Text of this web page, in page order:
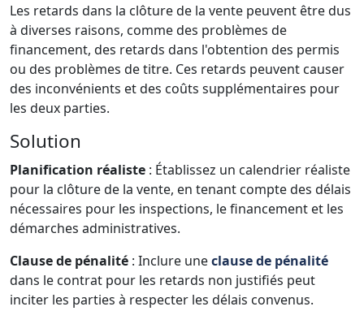
Les retards dans la clôture de la vente peuvent être dus
à diverses raisons, comme des problèmes de
financement, des retards dans l'obtention des permis
ou des problèmes de titre. Ces retards peuvent causer
des inconvénients et des coûts supplémentaires pour
les deux parties.
Solution
Planification réaliste : Établissez un calendrier réaliste
pour la clôture de la vente, en tenant compte des délais
nécessaires pour les inspections, le financement et les
démarches administratives.
Clause de pénalité : Inclure uneclause de pénalité
dans le contrat pour les retards non justifiés peut
inciter les parties à respecter les délais convenus.